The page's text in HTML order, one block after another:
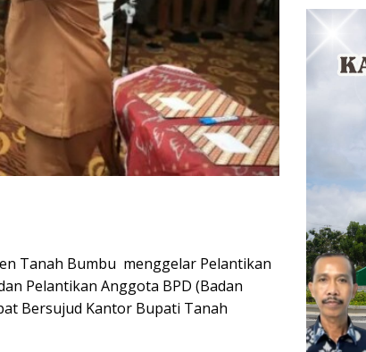
Tanah Bumbu menggelar Pelantikan
Pelantikan Anggota BPD (Badan
Bersujud Kantor Bupati Tanah